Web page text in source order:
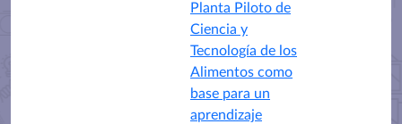
Planta Piloto de
Ciencia y
Tecnología de los
Alimentos como
base para un
aprendizaje